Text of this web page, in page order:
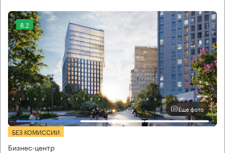
8.2
Еще фото
БЕЗ КОМИССИИ
Бизнес-центр